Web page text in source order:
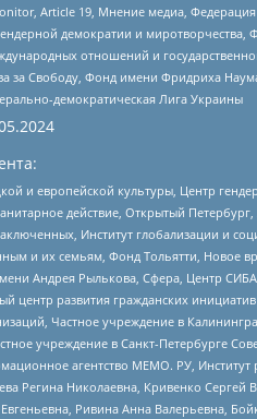
Article 19, Мнение медиа,
демократии и
отношений и
Свободу, Фонд имени Фридриха
демократическая Лига Украины
и европейской культуры, Центр
действие, Открытый
Институт глобализации
и их семьям, Фонд Тольятти, Новое
Андрея Рылькова, Сфера, Центр
центр развития гражданских
Частное учреждение в
учреждение в Санкт-Петербурге
агентство МЕМО. РУ,
Регина Николаевна, Кривенко
Ривина Анна Валерьевна,